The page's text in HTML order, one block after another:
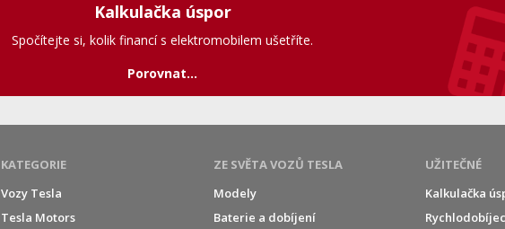
Kalkulačka úspor
Spočítejte si, kolik financí s elektromobilem ušetříte.
Porovnat...
KATEGORIE
Vozy Tesla
Tesla Motors
ZE SVĚTA VOZŮ TESLA
Modely
Baterie a dobíjení
UŽITEČNÉ
Kalkulačka